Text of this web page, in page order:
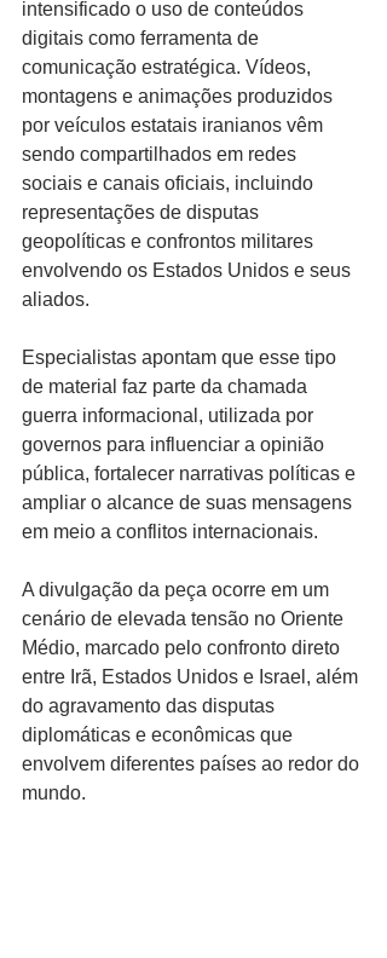
intensificado o uso de conteúdos
digitais como ferramenta de
comunicação estratégica. Vídeos,
montagens e animações produzidos
por veículos estatais iranianos vêm
sendo compartilhados em redes
sociais e canais oficiais, incluindo
representações de disputas
geopolíticas e confrontos militares
envolvendo os Estados Unidos e seus
aliados.
Especialistas apontam que esse tipo
de material faz parte da chamada
guerra informacional, utilizada por
governos para influenciar a opinião
pública, fortalecer narrativas políticas e
ampliar o alcance de suas mensagens
em meio a conflitos internacionais.
A divulgação da peça ocorre em um
cenário de elevada tensão no Oriente
Médio, marcado pelo confronto direto
entre Irã, Estados Unidos e Israel, além
do agravamento das disputas
diplomáticas e econômicas que
envolvem diferentes países ao redor do
mundo.